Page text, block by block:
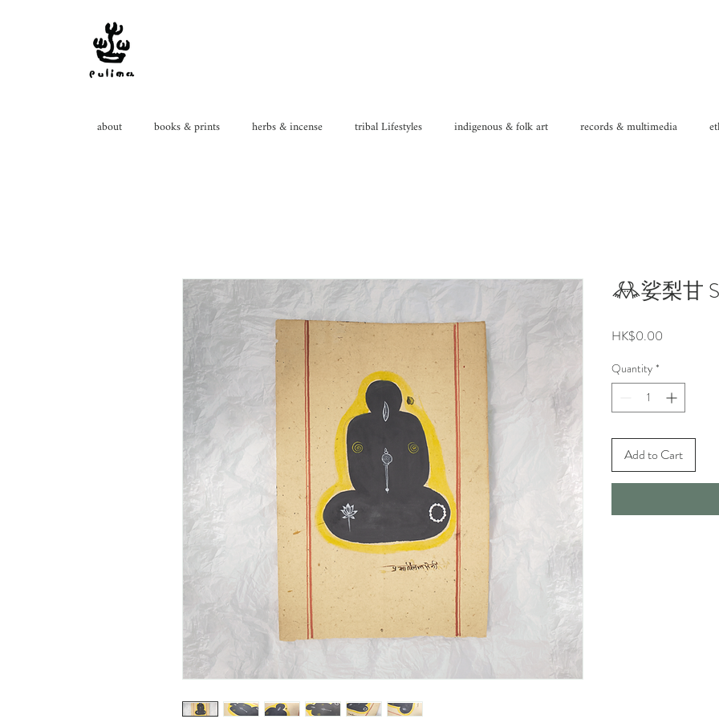
about books & prints herbs & incense tribal Lifestyles indigenous & folk art records & multimedia
𖢘娑梨甘
HK$0.00
Quantity *
Add to Cart